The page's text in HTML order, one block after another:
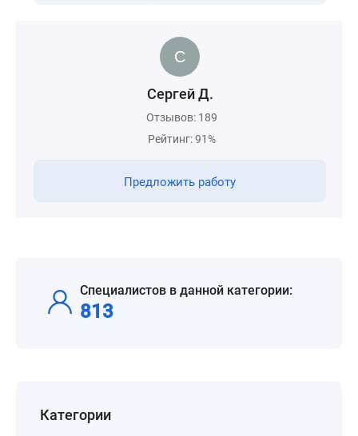
Сергей Д.
Отзывов: 189
Рейтинг: 91%
Предложить работу
Специалистов в данной категории:
813
Категории